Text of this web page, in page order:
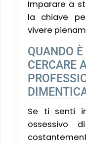
Imparare a
la chiave
vivere
QUANDO
CERCARE
Se ti senti
ossessivo